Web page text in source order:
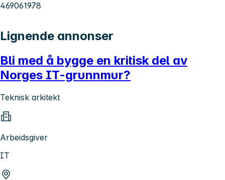
469061978
Lignende annonser
Bli med å bygge en kritisk del av
Norges IT-grunnmur?
Teknisk arkitekt
Arbeidsgiver
IT